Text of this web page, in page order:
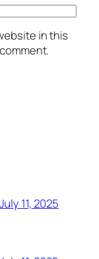
in this
July 11, 2025